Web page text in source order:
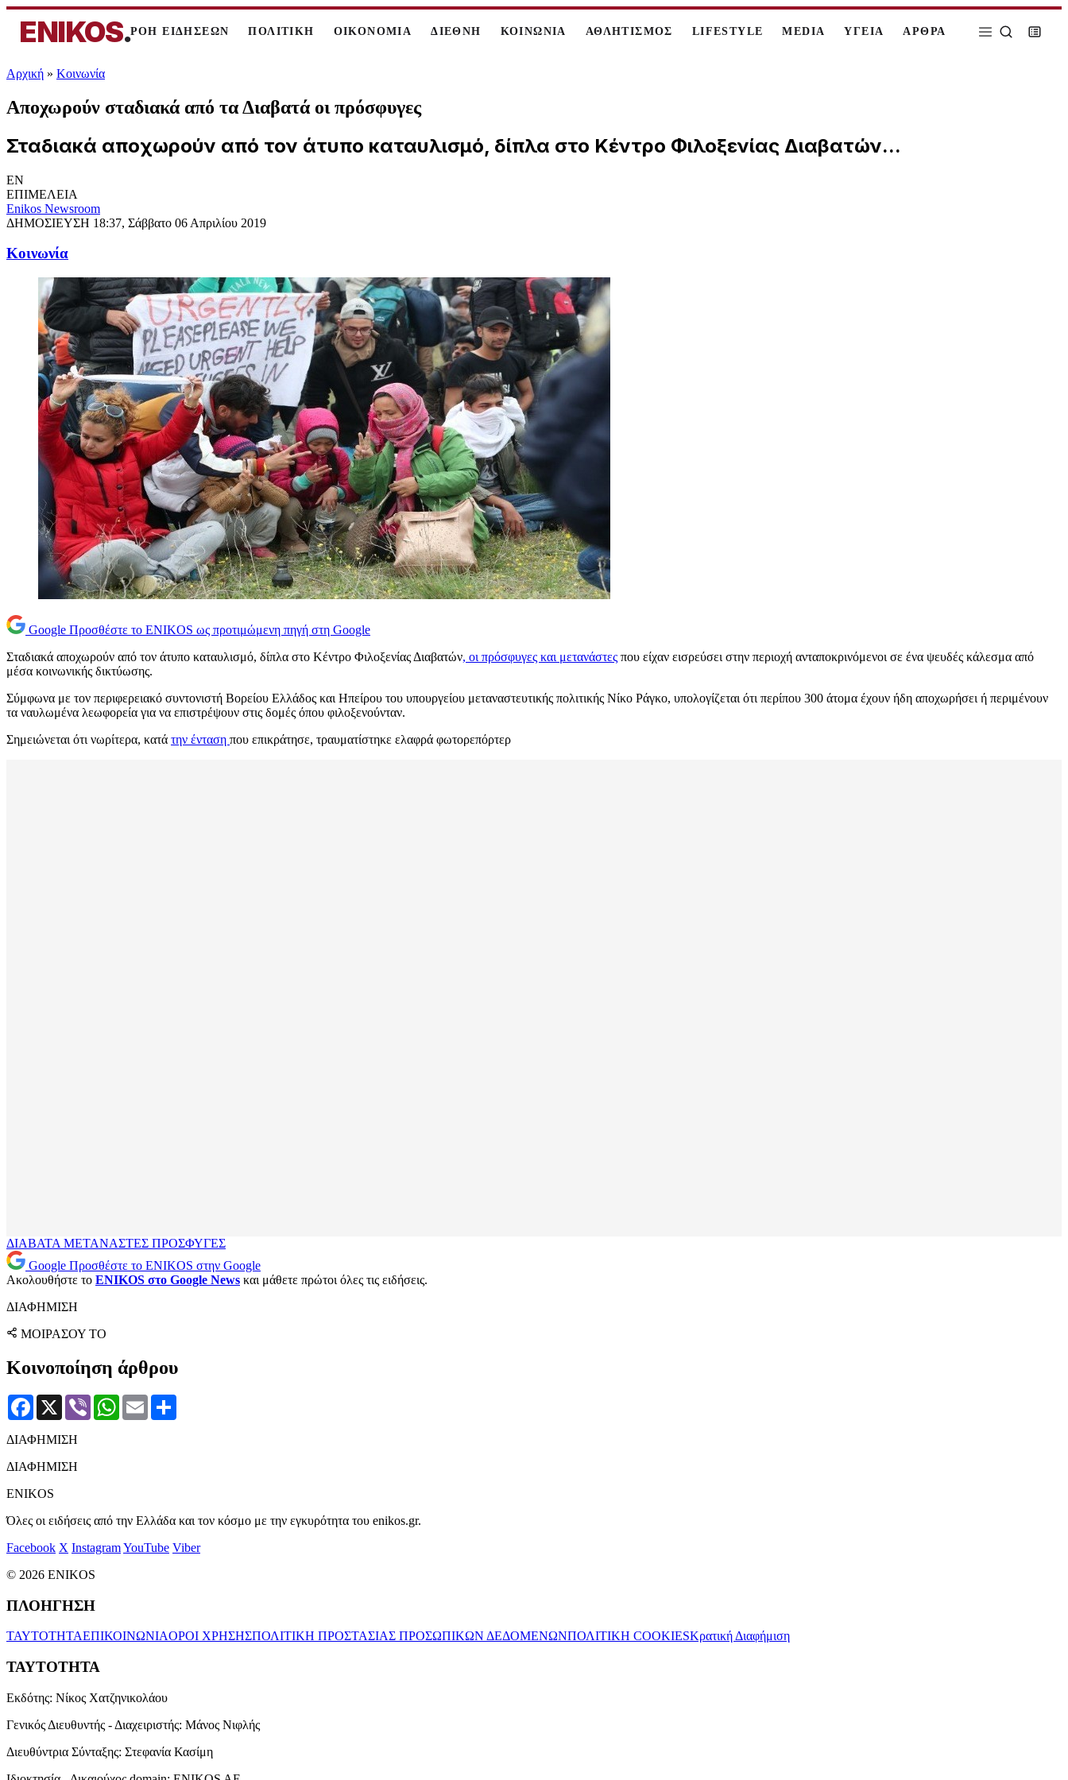
ENIKOS.ΡΟΗ ΕΙΔΗΣΕΩΝ ΠΟΛΙΤΙΚΗ ΟΙΚΟΝΟΜΙΑ ΔΙΕΘΝΗ ΚΟΙΝΩΝΙΑ ΑΘΛΗΤΙΣΜΟΣ LIFESTYLE MEDIA ΥΓΕΙΑ ΑΡΘΡΑ
Αρχική » Κοινωνία
Αποχωρούν σταδιακά από τα Διαβατά οι πρόσφυγες
Σταδιακά αποχωρούν από τον άτυπο καταυλισμό, δίπλα στο Κέντρο Φιλοξενίας Διαβατών...
EN
ΕΠΙΜΕΛΕΙΑ
Enikos Newsroom
ΔΗΜΟΣΙΕΥΣΗ 18:37, Σάββατο 06 Απριλίου 2019
Κοινωνία
Google Προσθέστε το ENIKOS ως προτιμώμενη πηγή στη Google
Σταδιακά αποχωρούν από τον άτυπο καταυλισμό, δίπλα στο Κέντρο Φιλοξενίας Διαβατών, οι πρόσφυγες και μετανάστες που είχαν εισρεύσει στην περιοχή ανταποκρινόμενοι σε ένα ψευδές κάλεσμα από
μέσα κοινωνικής δικτύωσης.
Σύμφωνα με τον περιφερειακό συντονιστή Βορείου Ελλάδος και Ηπείρου του υπουργείου μεταναστευτικής πολιτικής Νίκο Ράγκο, υπολογίζεται ότι περίπου 300 άτομα έχουν ήδη αποχωρήσει ή περιμένουν
τα ναυλωμένα λεωφορεία για να επιστρέψουν στις δομές όπου φιλοξενούνταν.
Σημειώνεται ότι νωρίτερα, κατά την ένταση που επικράτησε, τραυματίστηκε ελαφρά φωτορεπόρτερ
ΔΙΑΒΑΤΑ ΜΕΤΑΝΑΣΤΕΣ ΠΡΟΣΦΥΓΕΣ
Google Προσθέστε το ENIKOS στην Google
Ακολουθήστε το ENIKOS στο Google News και μάθετε πρώτοι όλες τις ειδήσεις.
ΔΙΑΦΗΜΙΣΗ
ΜΟΙΡΑΣΟΥ ΤΟ
Κοινοποίηση άρθρου
Facebook
X Viber WhatsApp
Email
ΔΙΑΦΗΜΙΣΗ
ΔΙΑΦΗΜΙΣΗ
ENIKOS
Όλες οι ειδήσεις από την Ελλάδα και τον κόσμο με την εγκυρότητα του enikos.gr.
Facebook X InstagramYouTube Viber
© 2026 ENIKOS
ΠΛΟΗΓΗΣΗ
ΤΑΥΤΟΤΗΤΑΕΠΙΚΟΙΝΩΝΙΑΟΡΟΙ ΧΡΗΣΗΣΠΟΛΙΤΙΚΗ ΠΡΟΣΤΑΣΙΑΣ ΠΡΟΣΩΠΙΚΩΝ ΔΕΔΟΜΕΝΩΝΠΟΛΙΤΙΚΗ COOKIESΚρατική Διαφήμιση
ΤΑΥΤΟΤΗΤΑ
Εκδότης: Νίκος Χατζηνικολάου
Γενικός Διευθυντής - Διαχειριστής: Μάνος Νιφλής
Διευθύντρια Σύνταξης: Στεφανία Κασίμη